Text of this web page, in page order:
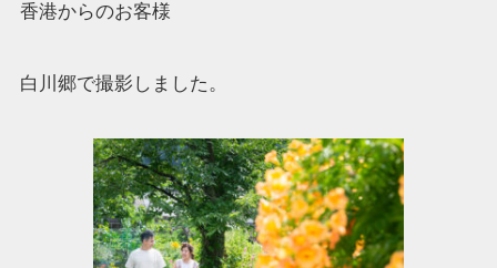
香港からのお客様
白川郷で撮影しました。